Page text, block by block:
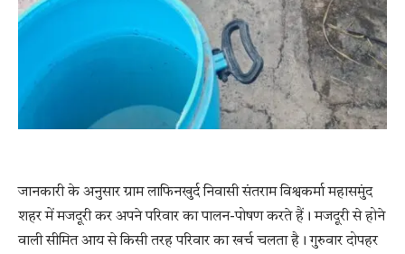
जानकारी के अनुसार ग्राम लाफिनखुर्द निवासी संतराम विश्वकर्मा महासमुंद
शहर में मजदूरी कर अपने परिवार का पालन-पोषण करते हैं। मजदूरी से होने
वाली सीमित आय से किसी तरह परिवार का खर्च चलता है। गुरुवार दोपहर